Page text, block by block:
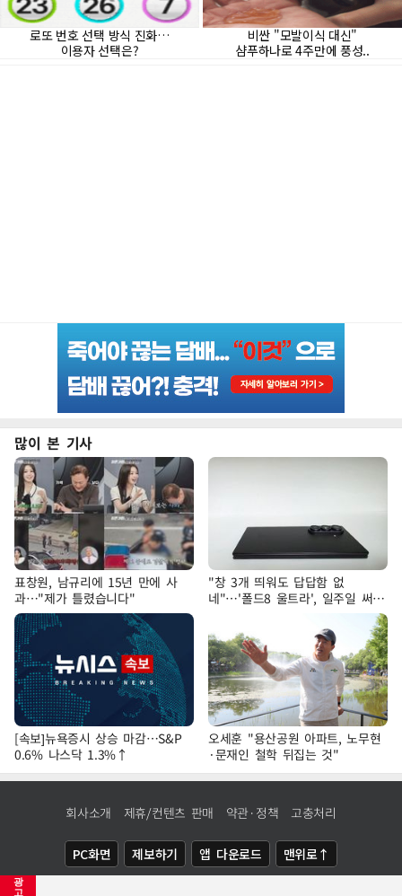
광
고
많이 본 기사
표창원, 남규리에 15년 만에 사
과…"제가 틀렸습니다"
"창 3개 띄워도 답답함 없
네"…'폴드8 울트라', 일주일 써보
[속보]뉴욕증시 상승 마감…S&P
0.6% 나스닥 1.3%↑
오세훈 "용산공원 아파트, 노무현
·문재인 철학 뒤집는 것"
회사소개 제휴/컨텐츠 판매 약관·정책 고충처리
PC화면 제보하기 앱 다운로드 맨위로↑